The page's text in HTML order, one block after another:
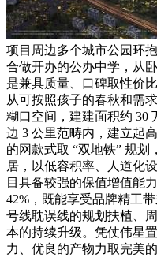
项目周边多个城市公园环
合做开办的公办中学，从
是兼具质量、口碑取性价
从可按照孩子的春秋和需
糊口空间，建建面积约 30
边 3 公里范畴内，建立起
的网款式取 “双地铁” 规
居，以低容积率、人道化
目具备较强的保值增值能
42%，既能享受品牌精工
号线耽误线的规划扶植、
本的持续升级。凭仗伟星
力、优良的产物力取完美